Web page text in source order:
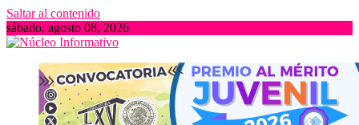
Saltar al contenido
sábado, agosto 08, 2026
Núcleo Informativo